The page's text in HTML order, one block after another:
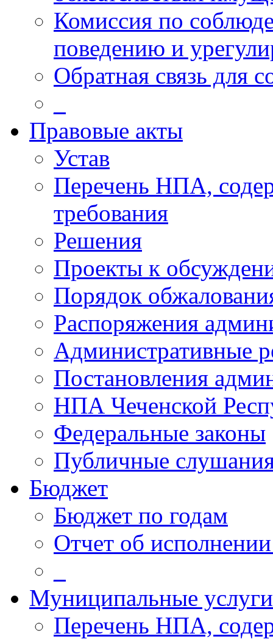
Комиссия по
поведению и
Обратная связь для
Правовые акты
Устав
Перечень НПА,
требования
Решения
Проекты к
Порядок
Распоряжения
Административные
Постановления
НПА Чеченской
Федеральные законы
Публичные
Бюджет
Бюджет по годам
Отчет об
Муниципальные услуги
Перечень НПА,